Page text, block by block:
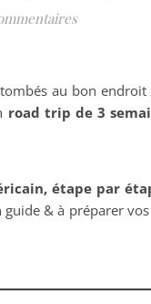
au bon
road trip de 3
étape par
& à préparer